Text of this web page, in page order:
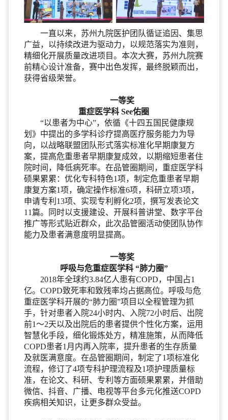
一直以来，苏州九院医护团队循证追因、集思
广益，以持续改进为驱动力，以规范落实为准则，
精细化开展质量改进项目。本次大赛，苏州九院赛
前精心设计准备，赛中出色发挥，最终脱颖而出，
获得省级荣誉。
一等奖
重症医学科 See佑圈
“以患者为中心”，依循《十四五国民健康规
划》中提出的多学科诊疗提高医疗服务能力为导
向，以战略联盟团队形式落实标准化早期康复方
案，提高危重患者早期康复成效，以期缩短患者住
院时间，降低病死率。在品管圈期间，重症医学科
硕果累累：优化专科特色1项，制定危重患者早期
康复方案1项，确定操作标准6项，科研立项3项，
申请专利13项、实现专利孵化2项，撰写发表论文
11篇。同时以支援建设、开展科普讲堂、数字平台
推广等形式贴近群众，此次品管圈活动使团队协作
能力及患者满意度明显提高。
一等奖
呼吸与危重症医学科 “肺力圈”
2018年全球约3.84亿人患有COPD，中国占1
亿。COPD致死率和致残率均占据高位。呼吸与危
重症医学科开展的“肺力圈”项目以全程管理为抓
手，针对患者入院24小时内、入院72小时后、出院
前1～2天以及出院后的患者提供个性化方案，运用
智慧化手段，细化锻炼处方，精准施策，从而降低
COPD患者1月内再入院率，提升患者的生存质量
及就医满意度。在品管圈期间，制定了1项标准化
流程，修订了4项专科护理流程及1项护理质量标
准，在论文、科研、专利等方面硕果累累，并借助
微信、抖音、广播、电视等平台多元化推送COPD
疾病相关知识，让更多群众受益。